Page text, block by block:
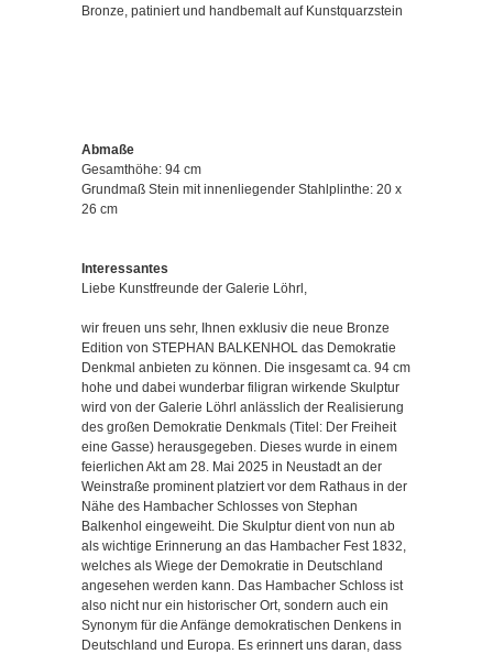
Bronze, patiniert und handbemalt auf Kunstquarzstein
Abmaße
Gesamthöhe: 94 cm
Grundmaß Stein mit innenliegender Stahlplinthe: 20 x
26 cm
Interessantes
Liebe Kunstfreunde der Galerie Löhrl,
wir freuen uns sehr, Ihnen exklusiv die neue Bronze
Edition von STEPHAN BALKENHOL das Demokratie
Denkmal anbieten zu können. Die insgesamt ca. 94 cm
hohe und dabei wunderbar filigran wirkende Skulptur
wird von der Galerie Löhrl anlässlich der Realisierung
des großen Demokratie Denkmals (Titel: Der Freiheit
eine Gasse) herausgegeben. Dieses wurde in einem
feierlichen Akt am 28. Mai 2025 in Neustadt an der
Weinstraße prominent platziert vor dem Rathaus in der
Nähe des Hambacher Schlosses von Stephan
Balkenhol eingeweiht. Die Skulptur dient von nun ab
als wichtige Erinnerung an das Hambacher Fest 1832,
welches als Wiege der Demokratie in Deutschland
angesehen werden kann. Das Hambacher Schloss ist
also nicht nur ein historischer Ort, sondern auch ein
Synonym für die Anfänge demokratischen Denkens in
Deutschland und Europa. Es erinnert uns daran, dass